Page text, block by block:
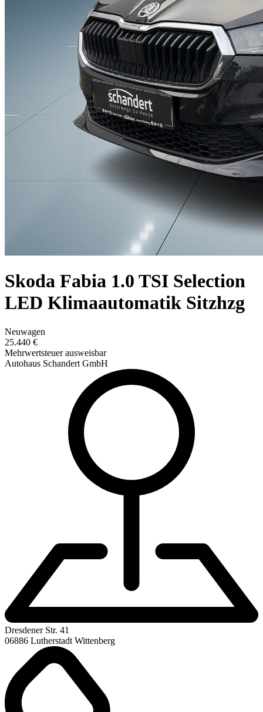
Skoda Fabia 1.0 TSI Selection
LED Klimaautomatik Sitzhzg
Neuwagen
25.440 €
Mehrwertsteuer ausweisbar
Autohaus Schandert GmbH
Dresdener Str. 41
06886 Lutherstadt Wittenberg